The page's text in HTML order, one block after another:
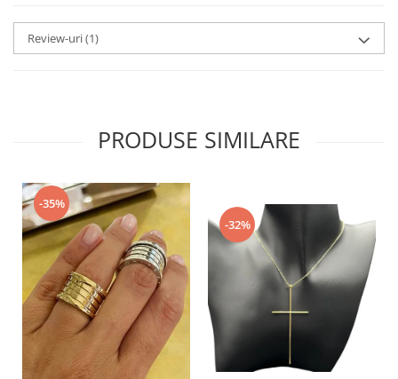
Review-uri(1)
PRODUSE SIMILARE
-35%
-32%